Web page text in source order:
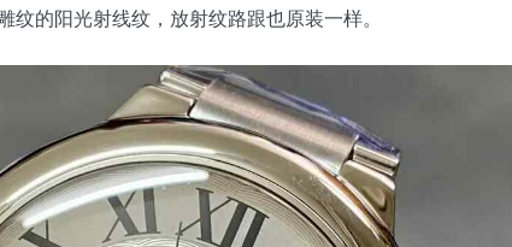
的阳光射线纹，放射纹路跟也原装一样。